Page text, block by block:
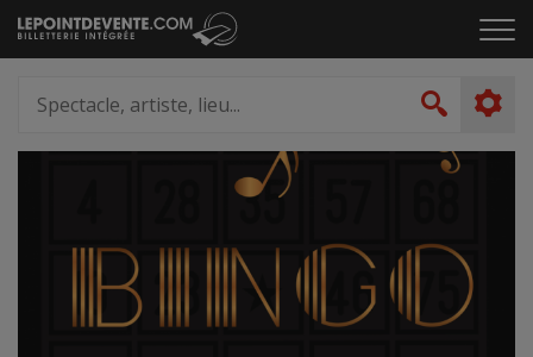
Passer
au
le
artiste,
lieu...